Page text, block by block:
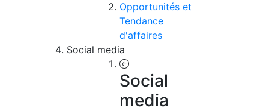
Opportunités et
Tendance
d'affaires
Social media
Social
media